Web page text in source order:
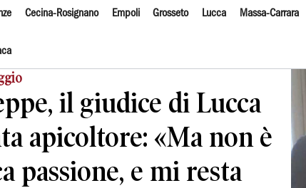
Cecina-Rosignano Empoli Grosseto Lucca Massa-Carrara
il giudice di Lucca
apicoltore: «Ma non è
passione, e mi resta